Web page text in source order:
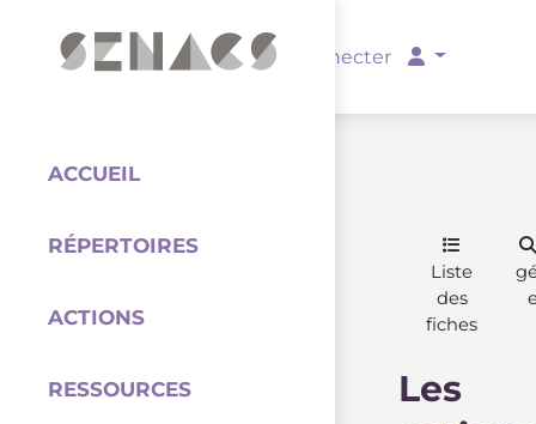
Se connecter
ACCUEIL
RÉPERTOIRES
ACTIONS
RESSOURCES
Liste
des
fiches
Les